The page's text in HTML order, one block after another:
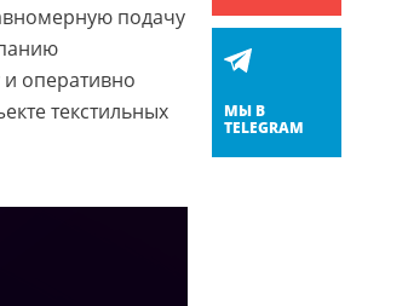
МЫ В
TELEGRAM
подачу
оперативно
текстильных